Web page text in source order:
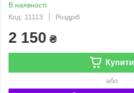
В наявності
Код: 11113
Роздріб
2 150 ₴
Купити
або